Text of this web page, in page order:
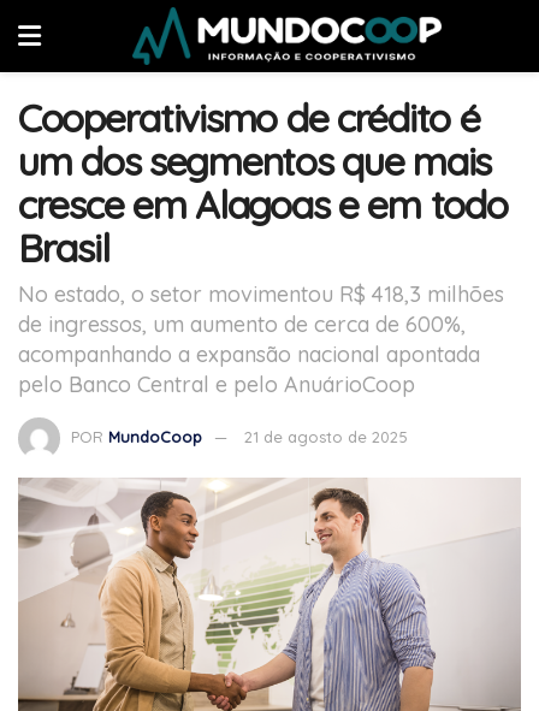
Cooperativismo de crédito é
um dos segmentos que mais
cresce em Alagoas e em todo
Brasil
No estado, o setor movimentou R$ 418,3 milhões
de ingressos, um aumento de cerca de 600%,
acompanhando a expansão nacional apontada
pelo Banco Central e pelo AnuárioCoop
POR MundoCoop 21 de agosto de 2025